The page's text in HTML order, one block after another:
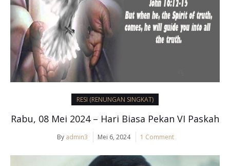
RESI (RENUNGAN SINGKAT)
Rabu, 08 Mei 2024 – Hari Biasa Pekan VI Paskah
By admin3 Mei 6, 2024 1 Comment